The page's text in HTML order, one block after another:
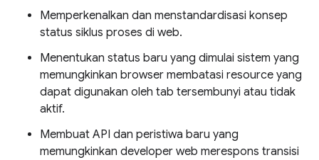
Memperkenalkan dan menstandardisasi konsep
status siklus proses di web.
Menentukan status baru yang dimulai sistem yang
memungkinkan browser membatasi resource yang
dapat digunakan oleh tab tersembunyi atau tidak
aktif.
Membuat API dan peristiwa baru yang
memungkinkan developer web merespons transisi